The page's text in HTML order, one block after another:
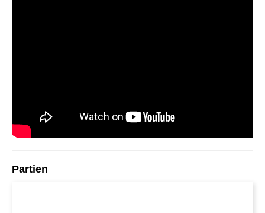
Partien